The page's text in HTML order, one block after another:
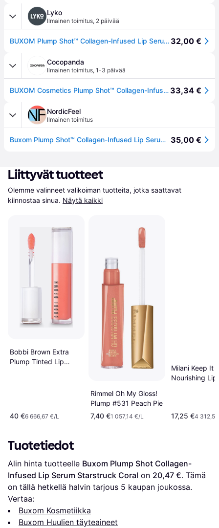
Lyko
Ilmainen toimitus, 2 päivää
BUXOM Plump Shot™ Collagen-Infused Lip Serum Starstruck Coral 32,00 €
Cocopanda
Ilmainen toimitus, 1-3 päivää
BUXOM Cosmetics Plump Shot™ Collagen-Infused Lip Serum Starstruck Coral 4ml 33,34 €
NordicFeel
Ilmainen toimitus
Buxom Plump Shot™ Collagen-Infused Lip Serum Starstruck Coral - 4 ml 35,00 €
Liittyvät tuotteet
Olemme valinneet valikoiman tuotteita, jotka saattavat
kiinnostaa sinua. Näytä kaikki
Bobbi Brown Extra
Plump Tinted Lip
40 €6 666,67 €/L
Rimmel Oh My Gloss!
Plump #531 Peach Pie
7,40 €1 057,14 €/L
Milani Keep It
Nourishing Lip
17,25 €4
Tuotetiedot
Alin hinta tuotteelle Buxom Plump Shot Collagen-
Infused Lip Serum Starstruck Coral on 20,47 €. Tämä
on tällä hetkellä halvin tarjous 5 kaupan joukossa.
Vertaa:
Buxom Kosmetiikka
Buxom Huulien täyteaineet